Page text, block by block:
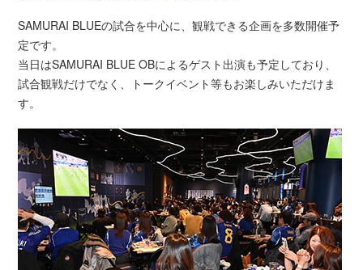
SAMURAI BLUEの試合を中心に、観戦できる企画を多数開催予
定です。
当日はSAMURAI BLUE OBによるゲスト出演も予定しており、
試合観戦だけでなく、トークイベント等もお楽しみいただけま
す。